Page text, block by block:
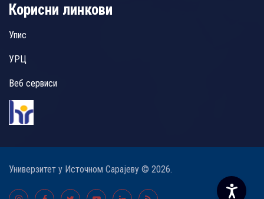
Корисни линкови
Упис
УРЦ
Веб сервиси
Универзитет у Источном Сарајеву © 2026.